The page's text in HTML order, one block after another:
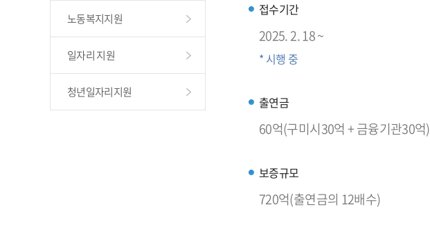
노동복지지원
일자리 지원
청년일자리지원
접수기간
2025. 2. 18 ~
* 시행 중
출연금
60억(구미시30억 + 금융기관30억)
보증규모
720억(출연금의 12배수)